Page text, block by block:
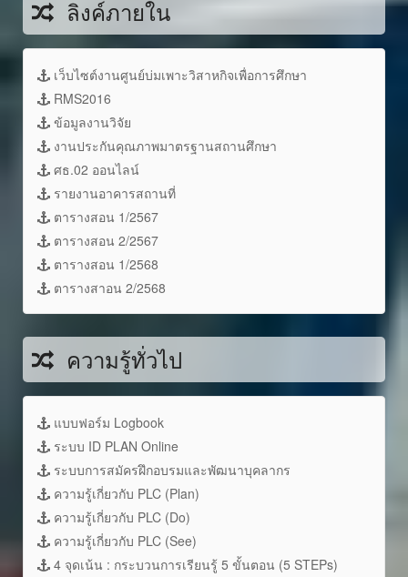
ลิงค์ภายใน
เว็บไซต์งานศูนย์บ่มเพาะวิสาหกิจเพื่อการศึกษา
RMS2016
ข้อมูลงานวิจัย
งานประกันคุณภาพมาตรฐานสถานศึกษา
ศธ.02 ออนไลน์
รายงานอาคารสถานที่
ตารางสอน 1/2567
ตารางสอน 2/2567
ตารางสอน 1/2568
ตารางสาอน 2/2568
ความรู้ทั่วไป
แบบฟอร์ม Logbook
ระบบ ID PLAN Online
ระบบการสมัครฝึกอบรมและพัฒนาบุคลากร
ความรู้เกี่ยวกับ PLC (Plan)
ความรู้เกี่ยวกับ PLC (Do)
ความรู้เกี่ยวกับ PLC (See)
4 จุดเน้น : กระบวนการเรียนรู้ 5 ขั้นตอน (5 STEPs)